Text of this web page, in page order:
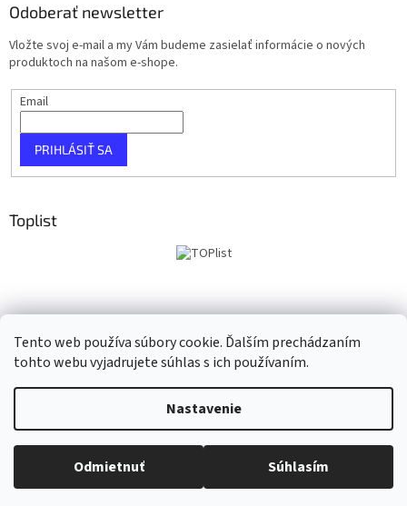
Tento web používa súbory cookie. Ďalším prechádzaním
tohto webu vyjadrujete súhlas s ich používaním.
Nastavenie
Odmietnuť Súhlasím
Odoberať newsletter
Vložte svoj e-mail a my Vám budeme zasielať informácie o nových
produktoch na našom e-shope.
Email
PRIHLÁSIŤ SA
Toplist
Copyright 2026Taho Music. Všetky práva vyhradené.Upraviť